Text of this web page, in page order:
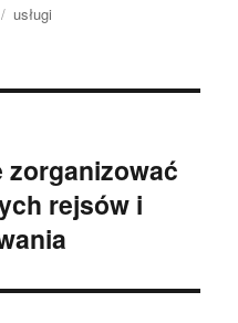
Kategorie
usługi
rejsów i